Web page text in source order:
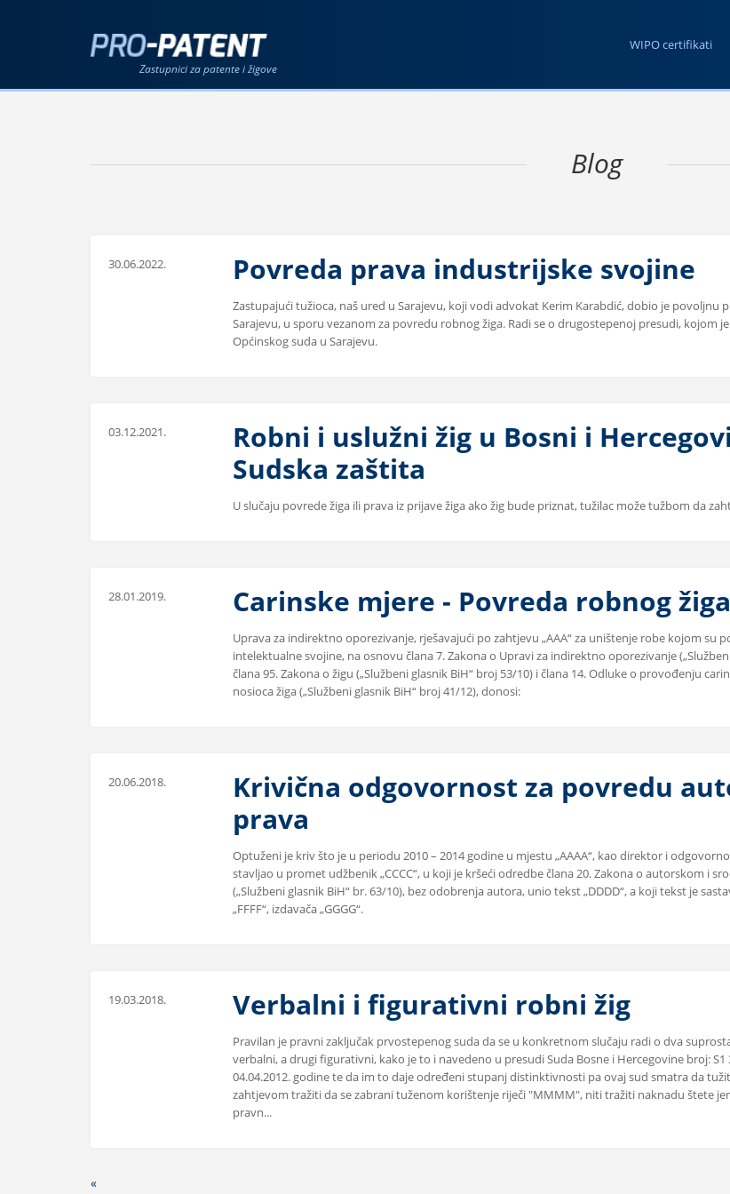
Zastupnici za patente i žigove
WIPO certifikati
Blog
30.06.2022. Povreda prava industrijske svojine
Zastupajući tužioca, naš ured u Sarajevu, koji vodi advokat Kerim Karabdić, dobio je povoljnu
Sarajevu, u sporu vezanom za povredu robnog žiga. Radi se o drugostepenoj presudi, kojom
Općinskog suda u Sarajevu.
03.12.2021.
Robni i uslužni žig u Bosni i
Sudska zaštita
U slučaju povrede žiga ili prava iz prijave žiga ako žig bude priznat, tužilac može tužbom da
28.01.2019. Carinske mjere - Povreda robnog žiga
Uprava za indirektno oporezivanje, rješavajući po zahtjevu „AAA“ za uništenje robe kojom su
intelektualne svojine, na osnovu člana 7. Zakona o Upravi za indirektno oporezivanje
člana 95. Zakona o žigu („Službeni glasnik BiH“ broj 53/10) i člana 14. Odluke o provođenju
nosioca žiga („Službeni glasnik BiH“ broj 41/12), donosi:
20.06.2018.
Krivična odgovornost za povredu
prava
Optuženi je kriv što je u periodu 2010 – 2014 godine u mjestu „AAAA“, kao direktor i
stavljao u promet udžbenik „CCCC“, u koji je kršeći odredbe člana 20. Zakona o autorskom i
(„Službeni glasnik BiH“ br. 63/10), bez odobrenja autora, unio tekst „DDDD“, a koji tekst je
„FFFF“, izdavača „GGGG“.
19.03.2018. Verbalni i figurativni robni žig
Pravilan je pravni zaključak prvostepenog suda da se u konkretnom slučaju radi o dva
verbalni, a drugi figurativni, kako je to i navedeno u presudi Suda Bosne i Hercegovine broj: S1
04.04.2012. godine te da im to daje određeni stupanj distinktivnosti pa ovaj sud smatra da
zahtjevom tražiti da se zabrani tuženom korištenje riječi "MMMM", niti tražiti naknadu štete
pravn...
«